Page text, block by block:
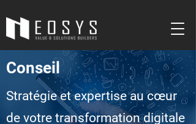
Conseil
Stratégie et expertise au cœur
de votre transformation digitale